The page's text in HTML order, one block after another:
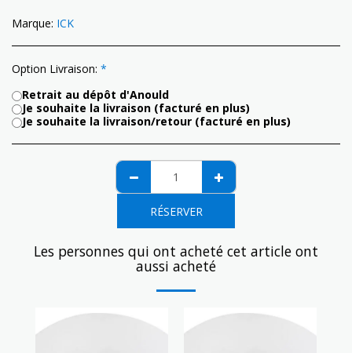
Marque: ICK
Option Livraison: *
Retrait au dépôt d'Anould
Je souhaite la livraison (facturé en plus)
Je souhaite la livraison/retour (facturé en plus)
RÉSERVER
Les personnes qui ont acheté cet article ont
aussi acheté